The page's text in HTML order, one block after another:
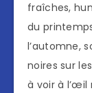
fraîches,
du
l’automne,
noires sur
à voir à l’œil